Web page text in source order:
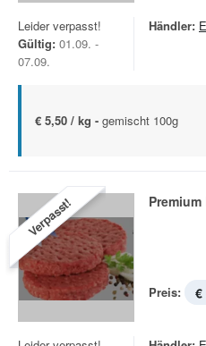
Leider verpasst!
Gültig: 01.09. -
07.09.
Händler:
€ 5,50 / kg - gemischt 100g
Verpasst!
Preis: €